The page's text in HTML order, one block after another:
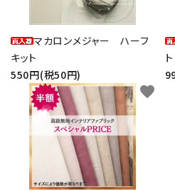
マカロンメジャー ハーフ
キット
550円(税50円)
favorite